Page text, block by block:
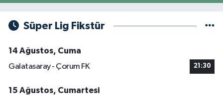
Süper Lig Fikstür
14 Ağustos, Cuma
Galatasaray - Çorum FK
21:30
15 Ağustos, Cumartesi